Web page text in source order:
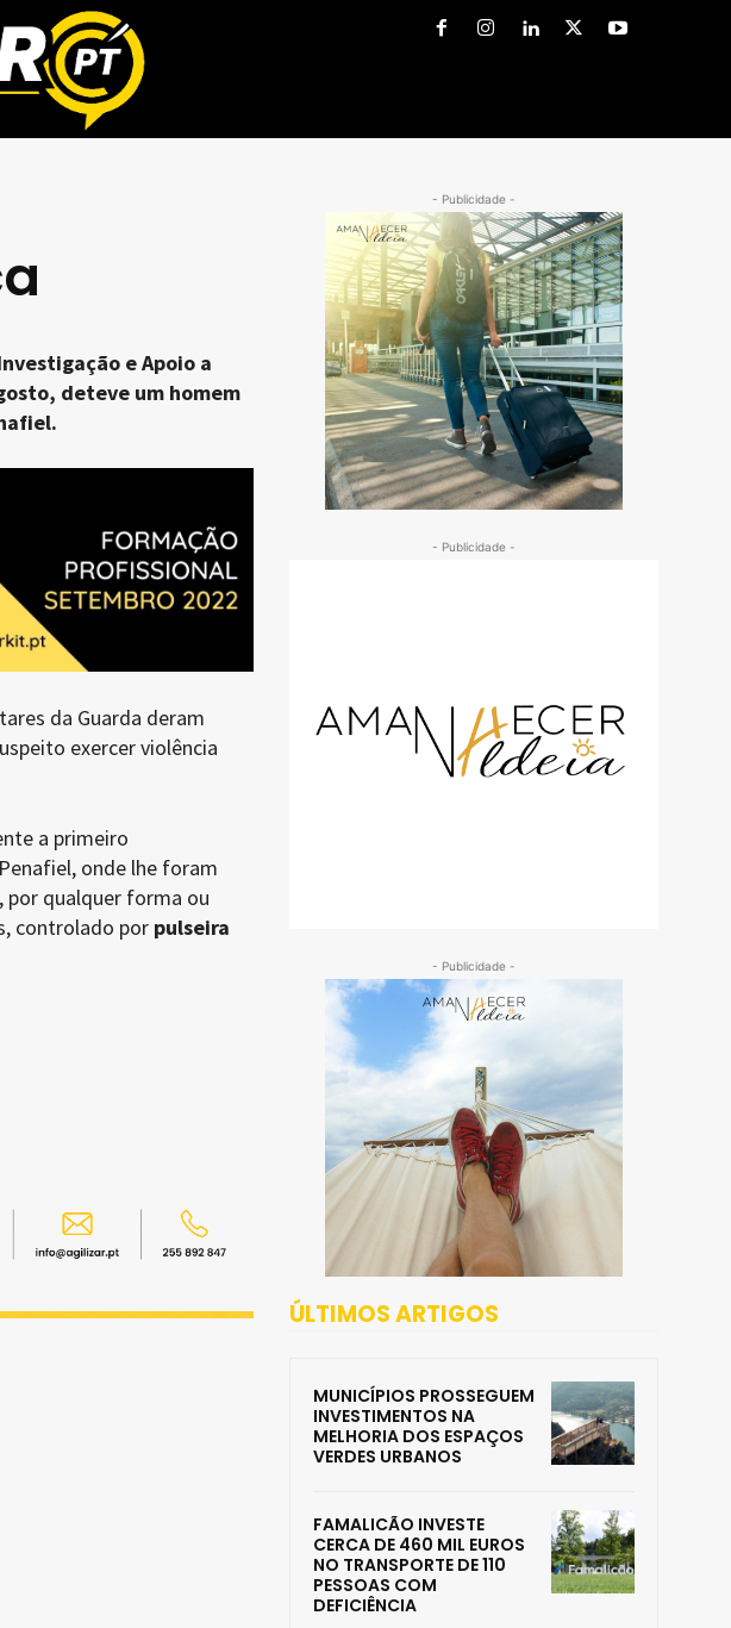
e Apoio a
deteve um homem
da Guarda deram
exercer violência
a primeiro
onde lhe foram
por qualquer forma ou
controlado por pulseira
- Publicidade -
- Publicidade -
- Publicidade -
ÚLTIMOS ARTIGOS
MUNICÍPIOS PROSSEGUEM
INVESTIMENTOS NA
MELHORIA DOS ESPAÇOS
VERDES URBANOS
FAMALICÃO INVESTE
CERCA DE 460 MIL EUROS
NO TRANSPORTE DE 110
PESSOAS COM
DEFICIÊNCIA